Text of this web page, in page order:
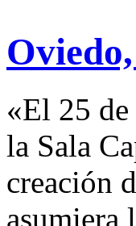
«El 25
la Sala
creación
asumiera